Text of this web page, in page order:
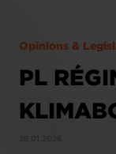
Opinions &
PL